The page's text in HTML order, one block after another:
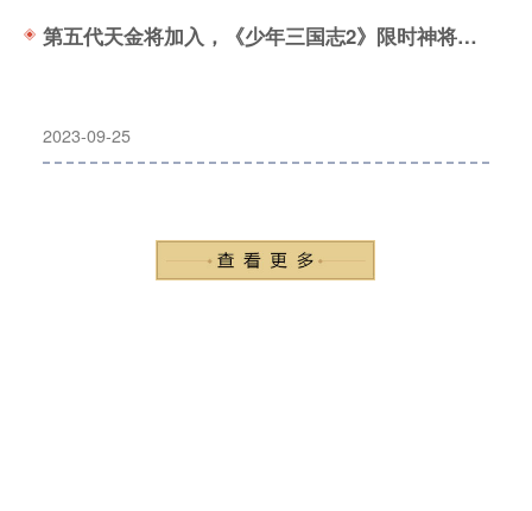
第五代天金将加入，《少年三国志2》限时神将开启！
2023-09-25